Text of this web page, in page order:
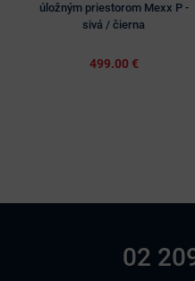
úložným priestorom Mexx P -
sivá / čierna
499.00 €
02